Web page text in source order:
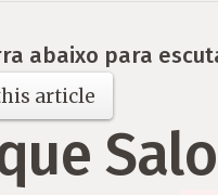
abaixo para
article